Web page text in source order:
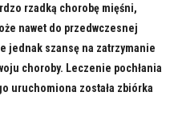
rzadką chorobę mięśni,
nawet do przedwczesnej
jednak szansę na zatrzymanie
choroby. Leczenie pochłania
uruchomiona została zbiórka